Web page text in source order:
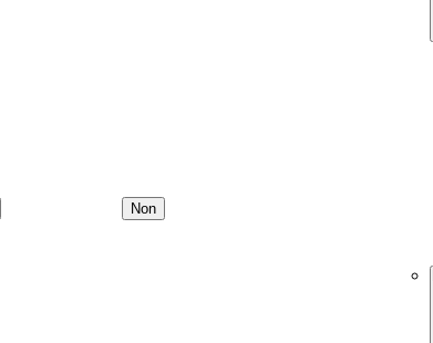
Non